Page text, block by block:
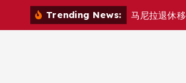
Trending News: 马 尼拉退休移